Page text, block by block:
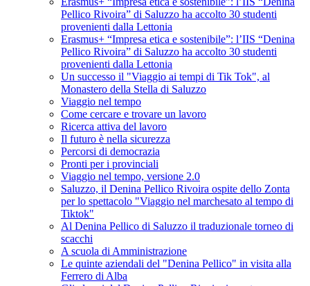
Pellico Rivoira” di Saluzzo ha accolto 30 studenti
provenienti dalla Lettonia
Erasmus+ “Impresa etica e sostenibile”: l’IIS “Denina
Pellico Rivoira” di Saluzzo ha accolto 30 studenti
provenienti dalla Lettonia
Un successo il "Viaggio ai tempi di Tik Tok", al
Monastero della Stella di Saluzzo
Viaggio nel tempo
Come cercare e trovare un lavoro
Ricerca attiva del lavoro
Il futuro è nella sicurezza
Percorsi di democrazia
Pronti per i provinciali
Viaggio nel tempo, versione 2.0
Saluzzo, il Denina Pellico Rivoira ospite dello Zonta
per lo spettacolo "Viaggio nel marchesato al tempo di
Tiktok"
Al Denina Pellico di Saluzzo il traduzionale torneo di
scacchi
A scuola di Amministrazione
Le quinte aziendali del "Denina Pellico" in visita alla
Ferrero di Alba